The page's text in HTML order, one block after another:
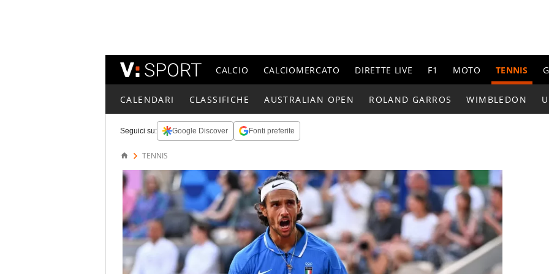
CALCIO CALCIOMERCATO DIRETTE LIVE F1 MOTO TENNIS
CALENDARI CLASSIFICHE AUSTRALIAN OPEN ROLAND GARROS WIMBLEDON
Seguici su: Google Discover Fonti preferite
TENNIS